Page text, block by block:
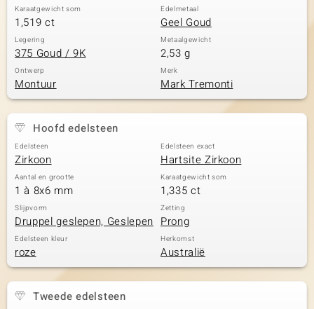
Karaatgewicht som
1,519 ct
Edelmetaal
Geel Goud
Legering
375 Goud / 9K
Metaalgewicht
2,53 g
Ontwerp
Montuur
Merk
Mark Tremonti
Hoofd edelsteen
Edelsteen
Zirkoon
Edelsteen exact
Hartsite Zirkoon
Aantal en grootte
1 à 8x6 mm
Karaatgewicht som
1,335 ct
Slijpvorm
Druppel geslepen, Geslepen
Zetting
Prong
Edelsteen kleur
roze
Herkomst
Australië
Tweede edelsteen